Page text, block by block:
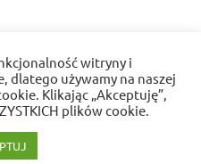
jest dom z
i pliki cookies
witryny i
dlatego używamy na naszej
Klikając „Akceptuję”,
plików cookie.